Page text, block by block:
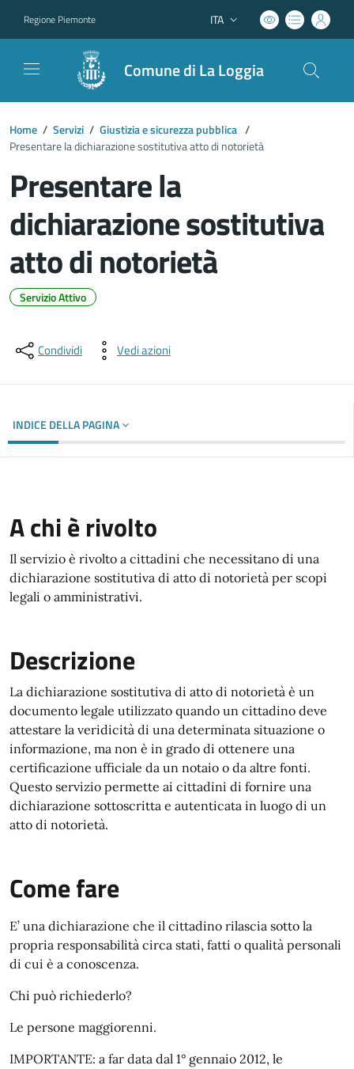
Regione Piemonte Lingua attiva:
ITA
Comune di La Loggia
Home / Servizi / Giustizia e sicurezza pubblica /
Presentare la dichiarazione sostitutiva atto di notorietà
Presentare la
dichiarazione sostitutiva
atto di notorietà
Servizio Attivo
Condividi Vedi azioni
INDICE DELLA PAGINA
A chi è rivolto
Il servizio è rivolto a cittadini che necessitano di una
dichiarazione sostitutiva di atto di notorietà per scopi
legali o amministrativi.
Descrizione
La dichiarazione sostitutiva di atto di notorietà è un
documento legale utilizzato quando un cittadino deve
attestare la veridicità di una determinata situazione o
informazione, ma non è in grado di ottenere una
certificazione ufficiale da un notaio o da altre fonti.
Questo servizio permette ai cittadini di fornire una
dichiarazione sottoscritta e autenticata in luogo di un
atto di notorietà.
Come fare
E’ una dichiarazione che il cittadino rilascia sotto la
propria responsabilità circa stati, fatti o qualità personali
di cui è a conoscenza.
Chi può richiederlo?
Le persone maggiorenni.
IMPORTANTE: a far data dal 1° gennaio 2012, le